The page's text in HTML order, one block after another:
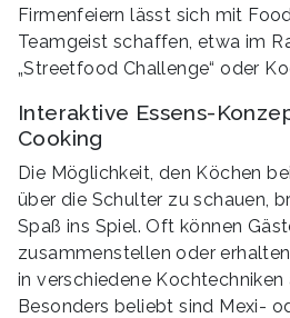
Firmenfeiern lässt sich mit
Teamgeist schaffen, etwa im
„Streetfood Challenge“ oder
Interaktive Essens-
Cooking
Die Möglichkeit, den Köchen
über die Schulter zu schauen,
Spaß ins Spiel. Oft können
zusammenstellen oder
in verschiedene Kochtechniken
Besonders beliebt sind Mexi-